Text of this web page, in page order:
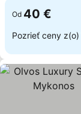
Od 40 €
Pozrieť ceny z(o)